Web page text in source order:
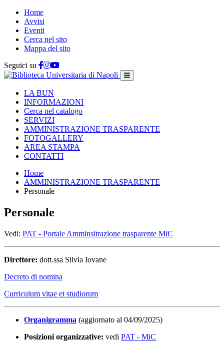
Home
Avvisi
Eventi
Cerca nel sito
Mappa del sito
Seguici su
LA BUN
INFORMAZIONI
Cerca nel catalogo
SERVIZI
AMMINISTRAZIONE TRASPARENTE
FOTOGALLERY
AREA STAMPA
CONTATTI
Home
AMMINISTRAZIONE TRASPARENTE
Personale
Personale
Vedi: PAT - Portale Amminsitrazione trasparente MiC
Direttore: dott.ssa Silvia Iovane
Decreto di nomina
Curriculum vitae et studiorum
Organigramma (aggiornato al 04/09/2025)
Posizioni organizzative: vedi PAT - MiC